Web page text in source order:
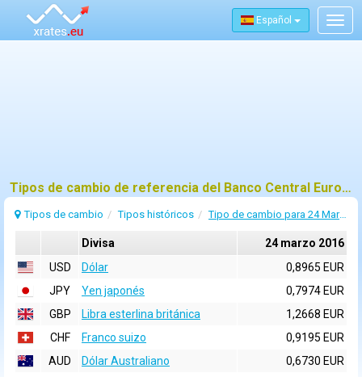
Español
Tipos de cambio de referencia del Banco Central Europeo (BCE) para 24 marzo 2016
Tipos de cambio Tipos históricos Tipo de cambio para 24 Marzo 2016
Divisa
24 marzo 2016
USD
Dólar
0,8965 EUR
JPY
Yen japonés
0,7974 EUR
GBP
Libra esterlina británica
1,2668 EUR
CHF
Franco suizo
0,9195 EUR
AUD
Dólar Australiano
0,6730 EUR